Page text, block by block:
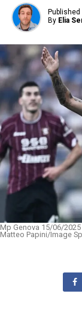
Published
By Elia
Mp Genova 15/06/
Matteo Papini/Image